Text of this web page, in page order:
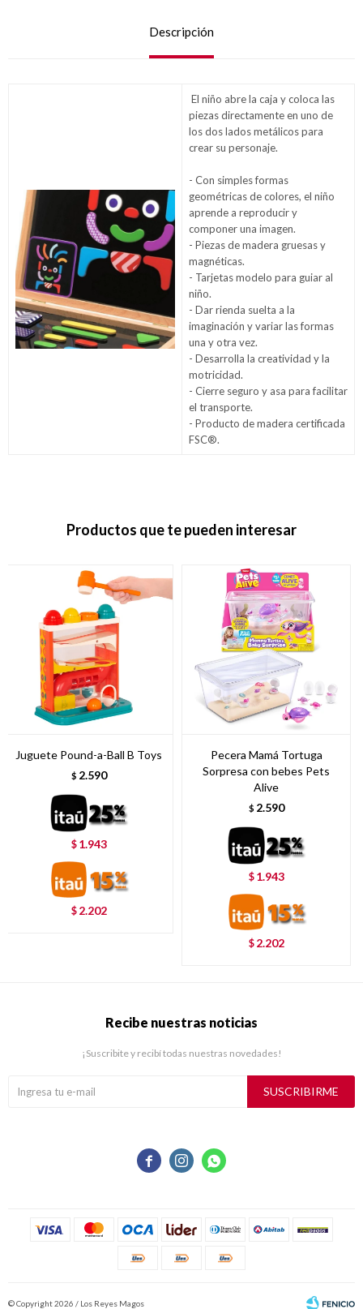
Descripción
El niño abre la caja y coloca las
piezas directamente en uno de
los dos lados metálicos para
crear su personaje.
- Con simples formas
geométricas de colores, el niño
aprende a reproducir y
componer una imagen.
- Piezas de madera gruesas y
magnéticas.
- Tarjetas modelo para guiar al
niño.
- Dar rienda suelta a la
imaginación y variar las formas
una y otra vez.
- Desarrolla la creatividad y la
motricidad.
- Cierre seguro y asa para facilitar
el transporte.
- Producto de madera certificada
FSC®.
Productos que te pueden interesar
Juguete Pound-a-Ball B Toys
$ 2.590
$ 1.943
$ 2.202
Pecera Mamá Tortuga
Sorpresa con bebes Pets
Alive
$ 2.590
$ 1.943
$ 2.202
  
Recibe nuestras noticias
¡Suscribite y recibí todas nuestras novedades!
SUSCRIBIRME
© Copyright 2026 / Los Reyes Magos